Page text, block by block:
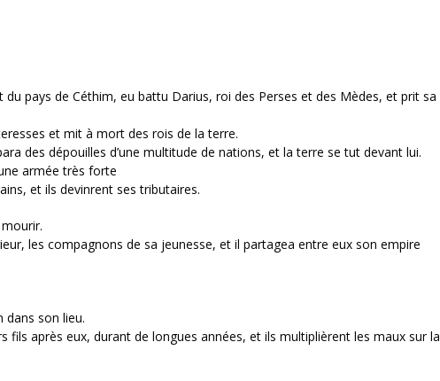
du pays de Céthim, eu battu Darius, roi des Perses et des Mèdes, et prit sa
et mit à mort des rois de la terre.
des dépouilles d’une multitude de nations, et la terre se tut devant lui.
armée très forte
et ils devinrent ses tributaires.
les compagnons de sa jeunesse, et il partagea entre eux son empire
dans son lieu.
fils après eux, durant de longues années, et ils multiplièrent les maux sur la